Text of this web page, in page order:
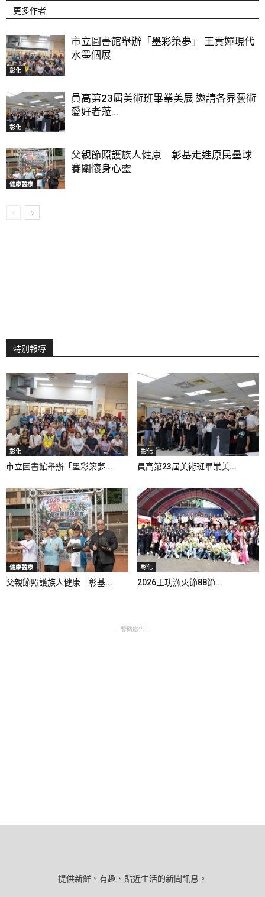
更多作者
彰化
市立圖書館舉辦「墨彩築夢」 王貴嬋現代
水墨個展
彰化
員高第23屆美術班畢業美展 邀請各界藝術
愛好者蒞...
健康醫療
父親節照護族人健康 彰基走進原民壘球
賽關懷身心靈
特別報導
彰化
市立圖書館舉辦「墨彩築夢...
彰化
員高第23屆美術班畢業美...
健康醫療
父親節照護族人健康 彰基...
彰化
2026王功漁火節88節...
- 贊助廣告 -
提供新鮮、有趣、貼近生活的新聞訊息。